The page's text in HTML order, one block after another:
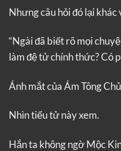
Nhưng câu hỏi đó lại
“Ngài đã biết rõ mọi
làm đệ tử chính thức? Có
Ánh mắt của Ám Tông
Nhìn tiểu tử này xem.
Hắn ta không ngờ Mộc